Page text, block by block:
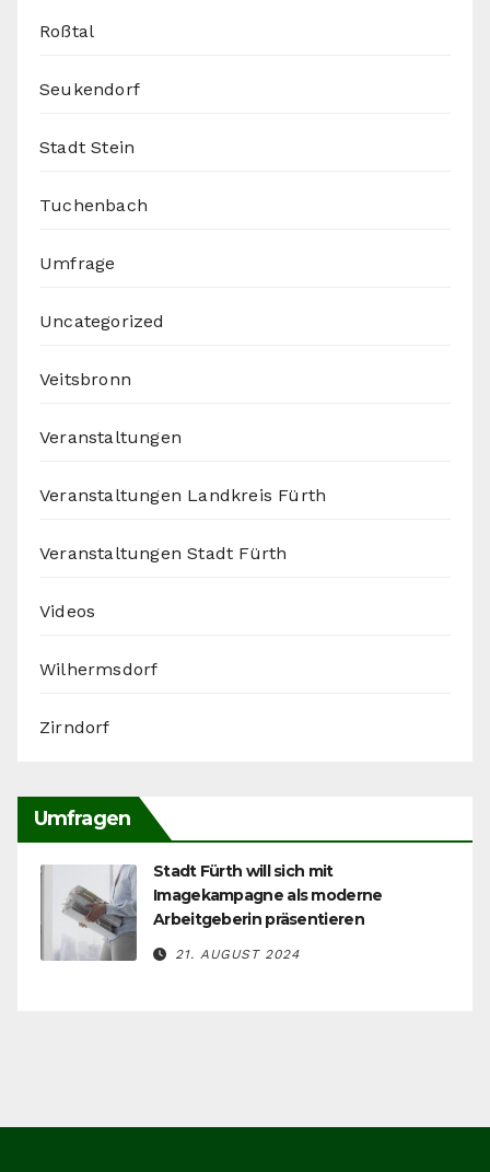
Roßtal
Seukendorf
Stadt Stein
Tuchenbach
Umfrage
Uncategorized
Veitsbronn
Veranstaltungen
Veranstaltungen Landkreis Fürth
Veranstaltungen Stadt Fürth
Videos
Wilhermsdorf
Zirndorf
Umfragen
Stadt Fürth will sich mit
Imagekampagne als moderne
Arbeitgeberin präsentieren
21. AUGUST 2024